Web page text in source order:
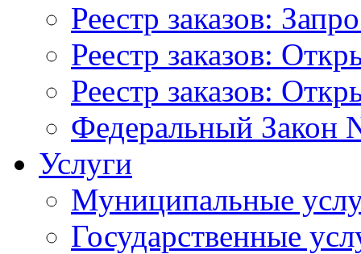
Реестр заказов:
Реестр заказов:
Реестр заказов:
Федеральный Закон
Услуги
Муниципальные
Государственные